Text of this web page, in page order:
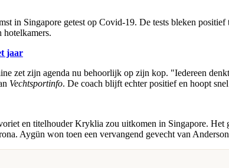
in Singapore getest op Covid-19. De tests bleken
hotelkamers.
jaar
zet zijn agenda nu behoorlijk op zijn kop. "Iedereen
Vechtsportinfo. De coach blijft echter positief en hoopt
en titelhouder Kryklia zou uitkomen in Singapore.
Aygün won toen een vervangend gevecht van